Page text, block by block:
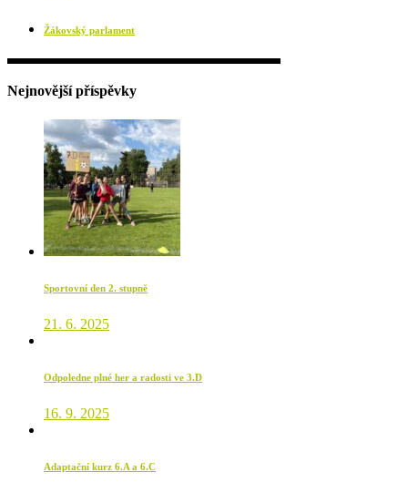
Žákovský parlament
Nejnovější příspěvky
Sportovní den 2. stupně
21. 6. 2025
Odpoledne plné her a radosti ve 3.D
16. 9. 2025
Adaptační kurz 6.A a 6.C